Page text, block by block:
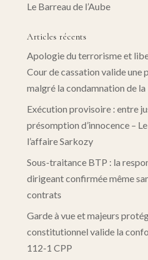
Le Barreau de l’Aube
Articles récents
Apologie du terrorisme et
Cour de cassation valide une
malgré la condamnation de
Exécution provisoire : entre
présomption d’innocence –
l’affaire Sarkozy
Sous-traitance BTP : la
dirigeant confirmée même
contrats
Garde à vue et majeurs
constitutionnel valide la
112-1 CPP